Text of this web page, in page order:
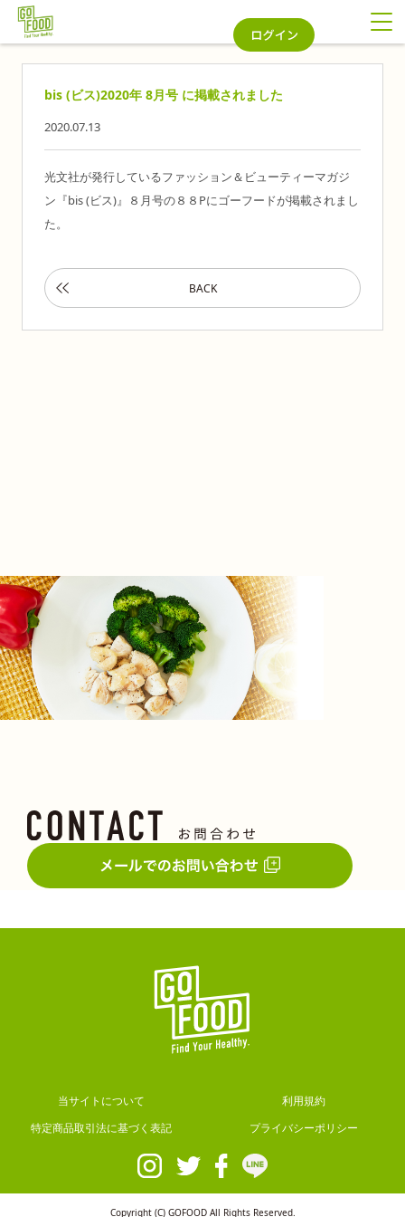
bis (ビス)2020年 8月号 に掲載されました
2020.07.13
光文社が発行しているファッション＆ビューティーマガジ
ン『bis (ビス)』８月号の８８Pにゴーフードが掲載されまし
た。
BACK
当サイトについて
利用規約
特定商品取引法に基づく表記
プライバシーポリシー
Copyright (C) GOFOOD All Rights Reserved.